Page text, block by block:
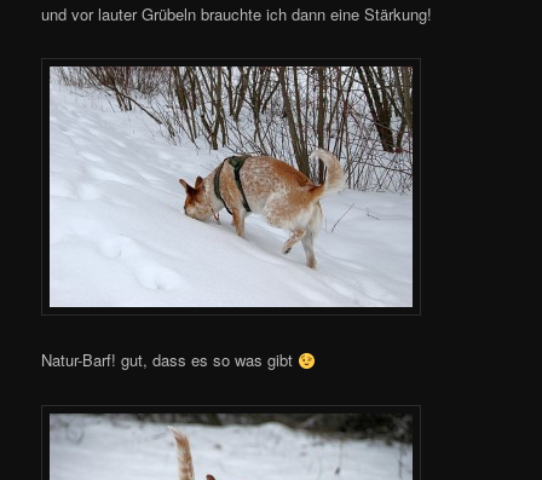
und vor lauter Grübeln brauchte ich dann eine Stärkung!
Natur-Barf! gut, dass es so was gibt